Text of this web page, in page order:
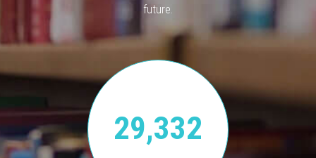
future.
29,332